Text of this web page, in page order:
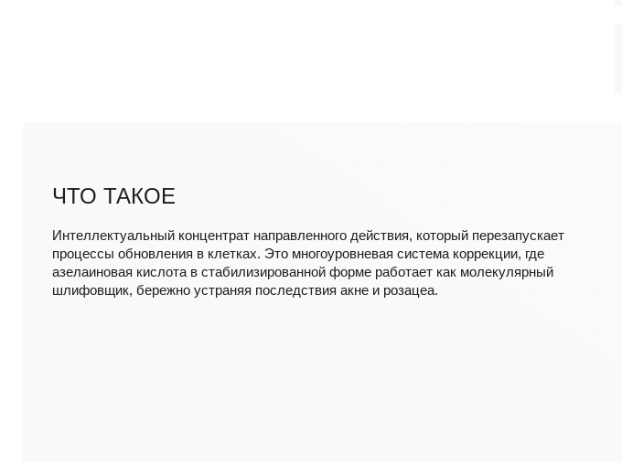
ЧТО ТАКОЕ
Интеллектуальный концентрат направленного действия, который перезапускает
процессы обновления в клетках. Это многоуровневая система коррекции, где
азелаиновая кислота в стабилизированной форме работает как молекулярный
шлифовщик, бережно устраняя последствия акне и розацеа.